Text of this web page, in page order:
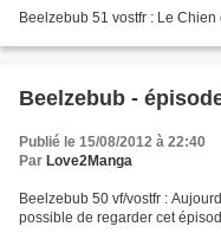
Beelzebub 51 vostfr : Le
Beelzebub -
Publié le 15/08/2012 à 22:40
Par Love2Manga
Beelzebub 50 vf/vostfr :
possible de regarder cet